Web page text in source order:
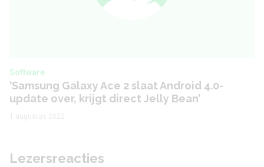
Software
‘Samsung Galaxy Ace 2 slaat Android 4.0-
update over, krijgt direct Jelly Bean’
Lezersreacties